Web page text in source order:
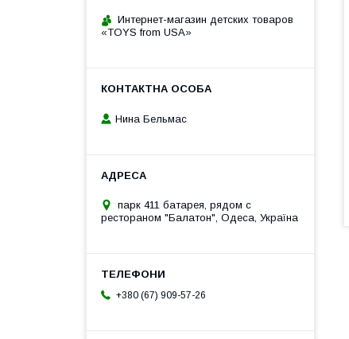
Интернет-магазин детских товаров
«TOYS from USA»
Нина Бельмас
парк 411 батарея, рядом с
рестораном "Балатон", Одеса, Україна
+380 (67) 909-57-26